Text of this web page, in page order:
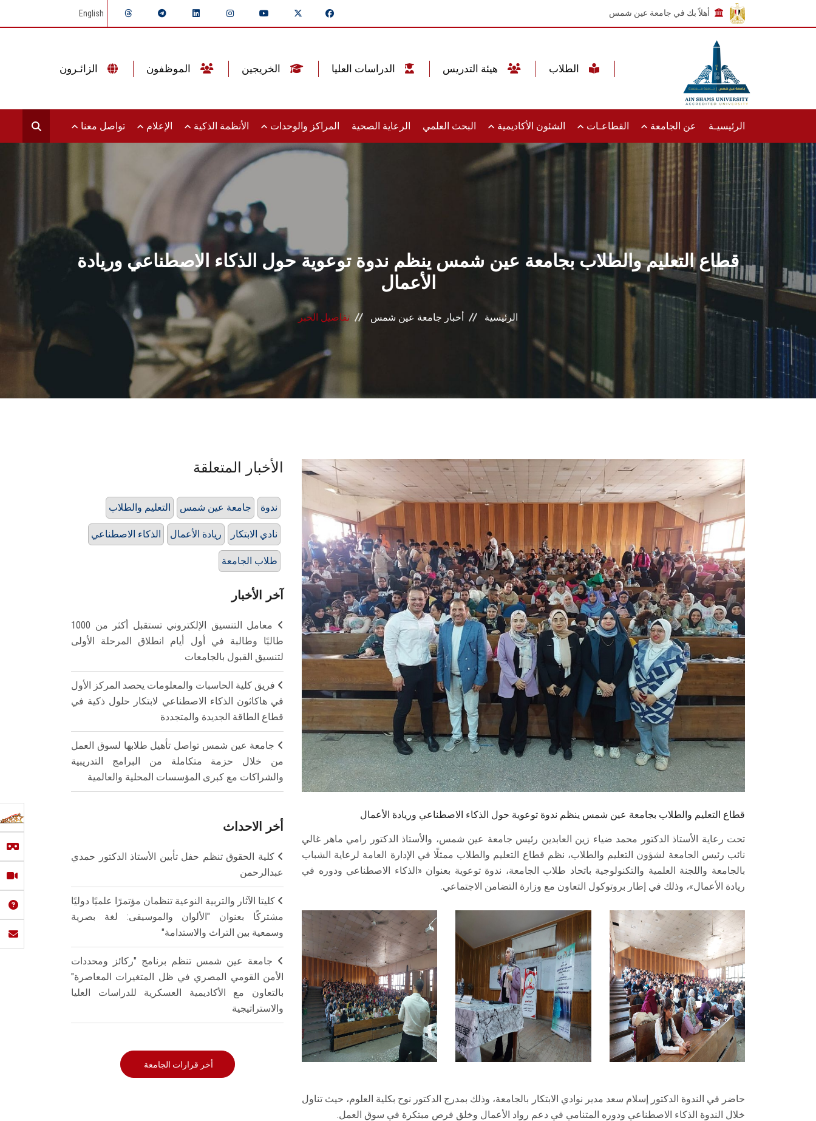
أهلاً بك في جامعة عين شمس English
الرئيسيـة عن الجامعة القطاعـات الشئون الأكاديمية البحث العلمي الرعاية الصحية المراكز والوحدات الأنظمة الذكية الإعلام تواصل معنا
قطاع التعليم والطلاب بجامعة عين شمس ينظم ندوة توعوية حول الذكاء الاصطناعي وريادة
الأعمال
الرئيسية أخبار جامعة عين شمس تفاصيل الخبر
قطاع التعليم والطلاب بجامعة عين شمس ينظم ندوة توعوية حول الذكاء الاصطناعي وريادة الأعمال
تحت رعاية الأستاذ الدكتور محمد ضياء زين العابدين رئيس جامعة عين شمس، والأستاذ الدكتور رامي ماهر غالي
نائب رئيس الجامعة لشؤون التعليم والطلاب، نظم قطاع التعليم والطلاب ممثلًا في الإدارة العامة لرعاية الشباب
بالجامعة واللجنة العلمية والتكنولوجية باتحاد طلاب الجامعة، ندوة توعوية بعنوان «الذكاء الاصطناعي ودوره في
ريادة الأعمال»، وذلك في إطار بروتوكول التعاون مع وزارة التضامن الاجتماعي.
حاضر في الندوة الدكتور إسلام سعد مدير نوادي الابتكار بالجامعة، وذلك بمدرج الدكتور نوح بكلية العلوم، حيث تناول
خلال الندوة الذكاء الاصطناعي ودوره المتنامي في دعم رواد الأعمال وخلق فرص مبتكرة في سوق العمل.
الأخبار المتعلقة
التعليم والطلاب جامعة عين شمس ندوة
الذكاء الاصطناعي ريادة الأعمال نادي الابتكار
طلاب الجامعة
آخر الأخبار
معامل التنسيق الإلكتروني تستقبل أكثر من 1000
طالبًا وطالبة في أول أيام انطلاق المرحلة الأولى
لتنسيق القبول بالجامعات
فريق كلية الحاسبات والمعلومات يحصد المركز الأول
في هاكاثون الذكاء الاصطناعي لابتكار حلول ذكية في
قطاع الطاقة الجديدة والمتجددة
جامعة عين شمس تواصل تأهيل طلابها لسوق العمل
من خلال حزمة متكاملة من البرامج التدريبية
والشراكات مع كبرى المؤسسات المحلية والعالمية
أخر الاحداث
كلية الحقوق تنظم حفل تأبين الأستاذ الدكتور حمدي
عبدالرحمن
كليتا الآثار والتربية النوعية تنظمان مؤتمرًا علميًا دوليًا
مشتركًا بعنوان "الألوان والموسيقى: لغة بصرية
وسمعية بين التراث والاستدامة"
جامعة عين شمس تنظم برنامج "ركائز ومحددات
الأمن القومي المصري في ظل المتغيرات المعاصرة"
بالتعاون مع الأكاديمية العسكرية للدراسات العليا
والاستراتيجية
أخر قرارات الجامعة